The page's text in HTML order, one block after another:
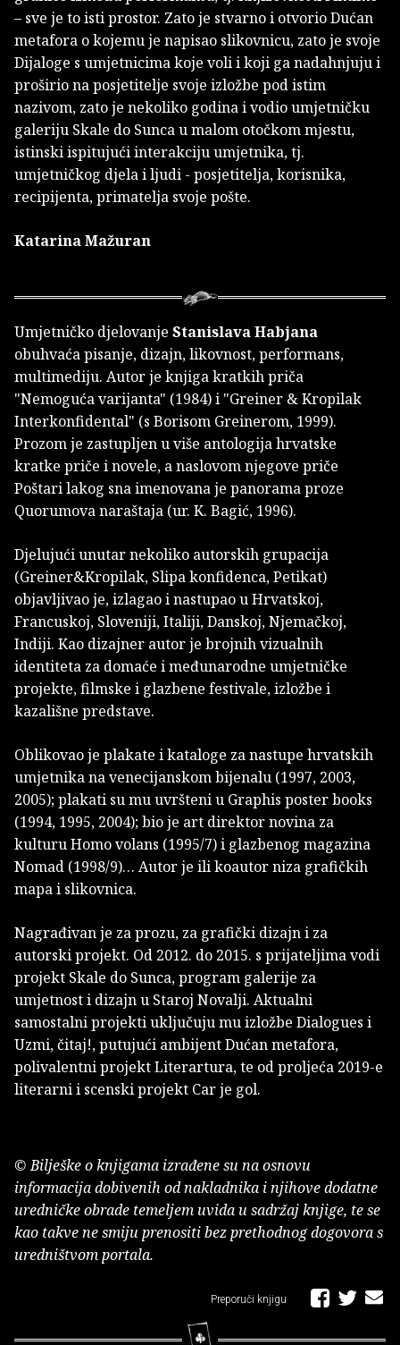
– sve je to isti prostor. Zato je stvarno i otvorio Dućan
metafora o kojemu je napisao slikovnicu, zato je svoje
Dijaloge s umjetnicima koje voli i koji ga nadahnjuju i
proširio na posjetitelje svoje izložbe pod istim
nazivom, zato je nekoliko godina i vodio umjetničku
galeriju Skale do Sunca u malom otočkom mjestu,
istinski ispitujući interakciju umjetnika, tj.
umjetničkog djela i ljudi - posjetitelja, korisnika,
recipijenta, primatelja svoje pošte.
Katarina Mažuran
Umjetničko djelovanje Stanislava Habjana
obuhvaća pisanje, dizajn, likovnost, performans,
multimediju. Autor je knjiga kratkih priča
"Nemoguća varijanta" (1984) i "Greiner & Kropilak
Interkonfidental" (s Borisom Greinerom, 1999).
Prozom je zastupljen u više antologija hrvatske
kratke priče i novele, a naslovom njegove priče
Poštari lakog sna imenovana je panorama proze
Quorumova naraštaja (ur. K. Bagić, 1996).
Djelujući unutar nekoliko autorskih grupacija
(Greiner&Kropilak, Slipa konfidenca, Petikat)
objavljivao je, izlagao i nastupao u Hrvatskoj,
Francuskoj, Sloveniji, Italiji, Danskoj, Njemačkoj,
Indiji. Kao dizajner autor je brojnih vizualnih
identiteta za domaće i međunarodne umjetničke
projekte, filmske i glazbene festivale, izložbe i
kazališne predstave.
Oblikovao je plakate i kataloge za nastupe hrvatskih
umjetnika na venecijanskom bijenalu (1997, 2003,
2005); plakati su mu uvršteni u Graphis poster books
(1994, 1995, 2004); bio je art direktor novina za
kulturu Homo volans (1995/7) i glazbenog magazina
Nomad (1998/9)… Autor je ili koautor niza grafičkih
mapa i slikovnica.
Nagrađivan je za prozu, za grafički dizajn i za
autorski projekt. Od 2012. do 2015. s prijateljima vodi
projekt Skale do Sunca, program galerije za
umjetnost i dizajn u Staroj Novalji. Aktualni
samostalni projekti uključuju mu izložbe Dialogues i
Uzmi, čitaj!, putujući ambijent Dućan metafora,
polivalentni projekt Literartura, te od proljeća 2019-e
literarni i scenski projekt Car je gol.
© Bilješke o knjigama izrađene su na osnovu
informacija dobivenih od nakladnika i njihove dodatne
uredničke obrade temeljem uvida u sadržaj knjige, te se
kao takve ne smiju prenositi bez prethodnog dogovora s
uredništvom portala.
Preporuči knjigu